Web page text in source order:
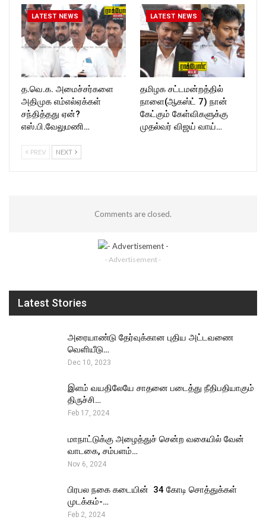
LATEST NEWS
த.வெ.க. அமைச்சர்களை
அதிமுக எம்எல்ஏக்கள்
சந்தித்தது ஏன்?
எஸ்.பி.வேலுமணி…
LATEST NEWS
தமிழக சட்டமன்றத்தில்
நாளை(ஆகஸ்ட் 7) நான்
கேட்கும் கேள்விகளுக்கு
முதல்வர் விஜய் வாய்…
PREV NEXT
Comments are closed.
- Advertisement -
Latest Stories
அரையாண்டு தேர்வுக்கான புதிய அட்டவணை
வெளியீடு…
Dec 10, 2023
இளம் வயதிலேயே சாதனை படைத்து நீதிபதியாகும்
திருச்சி…
Feb 17, 2024
மாநாட்டுக்கு அழைத்துச் சென்ற வகையில் வேன்
வாடகை, சம்பளம்…
Nov 6, 2024
பிரபல நகை கடையின் ₹ 34 கோடி சொத்துக்கள்
முடக்கம்-…
Feb 2, 2024